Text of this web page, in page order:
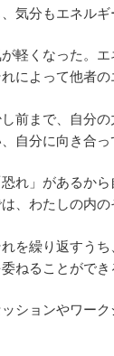
、気分もエネルギ
軽くなった。エ
によって他者の
し前まで、自分
自分に向き合っ
恐れ」があるか
は、わたしの内
れを繰り返すう
委ねることができ
ションやワーク